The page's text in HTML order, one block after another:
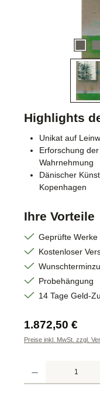
Highlights
Unikat auf
Erforschung
Wahrnehmung
Dänischer
Kopenhagen
Ihre Vorteile
Geprüfte Werke
Kostenloser
Probehängung
14 Tage Geld-
Regulärer Preis:
1.872,50 €
Preise inkl. MwSt. zzgl.